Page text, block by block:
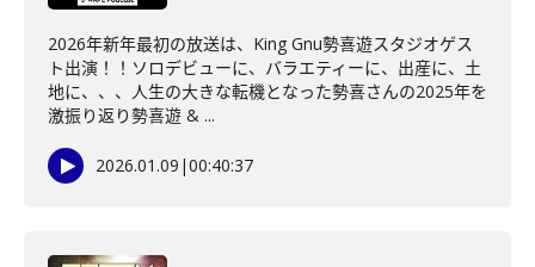
2026年新年最初の放送は、King Gnu勢喜遊スタジオゲス
ト出演！！ソロデビューに、バラエティーに、出産に、土
地に、、、人生の大きな転機となった勢喜さんの2025年を
激振り返り勢喜遊 & ...
2026.01.09 |00:40:37